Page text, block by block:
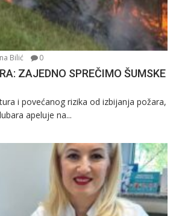
Bilić 0
ZAJEDNO SPREČIMO ŠUMSKE
i povećanog rizika od izbijanja požara,
apeluje na...